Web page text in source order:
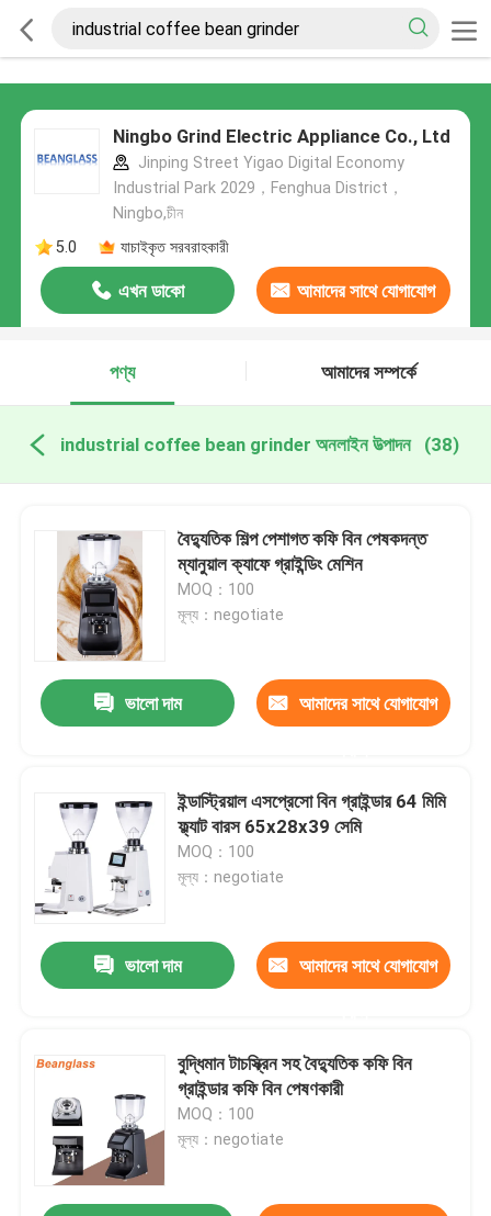
Ningbo Grind Electric Appliance Co., Ltd
Jinping Street Yigao Digital Economy
Industrial Park 2029，Fenghua District，
Ningbo,চীন
5.0
যাচাইকৃত সরবরাহকারী
এখন ডাকো আমাদের সাথে যোগাযোগ
পণ্য
আমাদের সম্পর্কে
industrial coffee bean grinder অনলাইন উত্পাদন (38)
বৈদ্যুতিক শিল্প পেশাগত কফি বিন পেষকদন্ত
ম্যানুয়াল ক্যাফে গ্রাইন্ডিং মেশিন
MOQ：100
মূল্য：negotiate
ভালো দাম আমাদের সাথে যোগাযোগ
ইন্ডাস্ট্রিয়াল এসপ্রেসো বিন গ্রাইন্ডার 64 মিমি
ফ্ল্যাট বারস 65x28x39 সেমি
MOQ：100
মূল্য：negotiate
ভালো দাম আমাদের সাথে যোগাযোগ
বুদ্ধিমান টাচস্ক্রিন সহ বৈদ্যুতিক কফি বিন
গ্রাইন্ডার কফি বিন পেষণকারী
MOQ：100
মূল্য：negotiate